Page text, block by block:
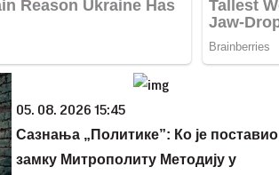
05. 08. 2026 15:45
Сазнања „Политике”: Ко је поставио
замку Митрополиту Методију у